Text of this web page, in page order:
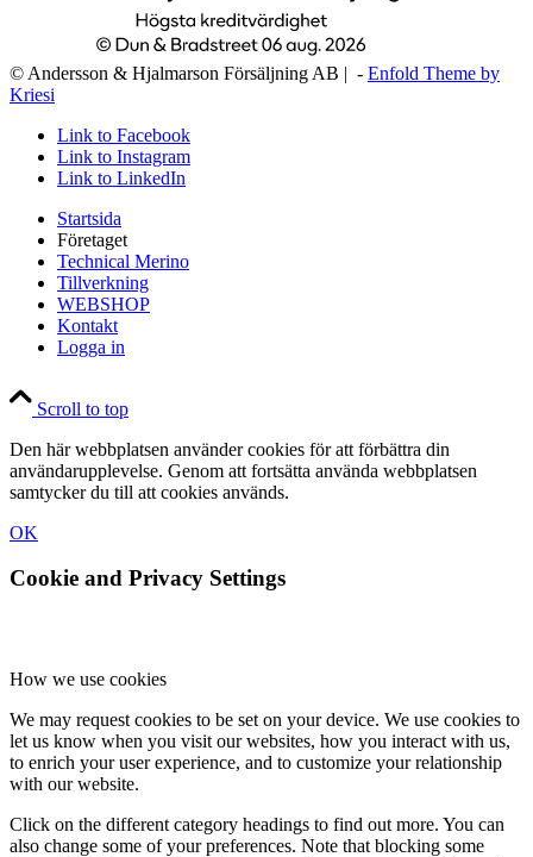
© Andersson & Hjalmarson Försäljning AB | - Enfold Theme by
Kriesi
Link to Facebook
Link to Instagram
Link to LinkedIn
Startsida
Företaget
Technical Merino
Tillverkning
WEBSHOP
Kontakt
Logga in
Scroll to top
Den här webbplatsen använder cookies för att förbättra din
användarupplevelse. Genom att fortsätta använda webbplatsen
samtycker du till att cookies används.
OK
Cookie and Privacy Settings
How we use cookies
We may request cookies to be set on your device. We use cookies to
let us know when you visit our websites, how you interact with us,
to enrich your user experience, and to customize your relationship
with our website.
Click on the different category headings to find out more. You can
also change some of your preferences. Note that blocking some